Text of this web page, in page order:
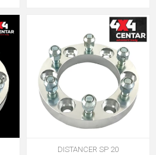
DISTANCER SP 20